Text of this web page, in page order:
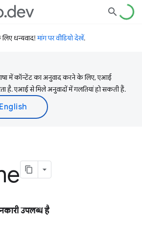
धन्यवाद!मांग पर वीडियो देखें.
में कॉन्टेंट का अनुवाद करने के लिए, एआई
है. एआई से मिले अनुवादों में गलतियां हो सकती हैं.
उपलब्ध है